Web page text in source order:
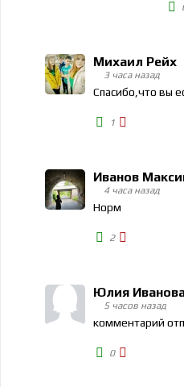
Михаил Рейх
3 часа назад
Спасибо,что вы
1
Иванов
4 часа назад
Норм
2
Юлия
5 часов назад
комментарий
0